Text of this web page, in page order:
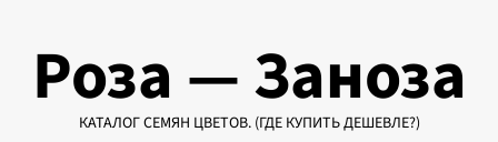
содержимому
Роза — Заноза
КАТАЛОГ СЕМЯН ЦВЕТОВ. (ГДЕ КУПИТЬ ДЕШЕВЛЕ?)